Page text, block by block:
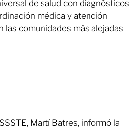
de salud con diagnósticos
médica y atención
las comunidades más alejadas
Martí Batres, informó la